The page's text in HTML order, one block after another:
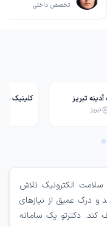
تخصص داخلی
تبریز
تبریز
کلینیک
الکترونیک تلاش
و درک عمیق از نیازهای
دکترتو یک سامانه